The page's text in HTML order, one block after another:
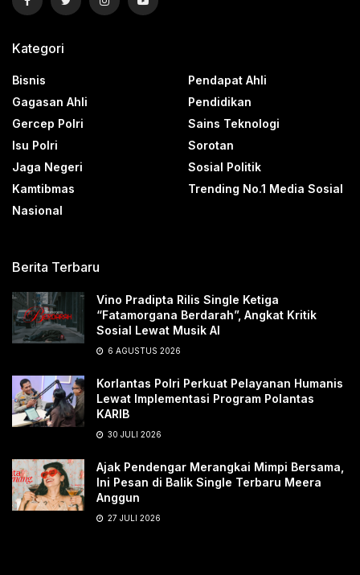
Kategori
Bisnis
Gagasan Ahli
Gercep Polri
Isu Polri
Jaga Negeri
Kamtibmas
Nasional
Pendapat Ahli
Pendidikan
Sains Teknologi
Sorotan
Sosial Politik
Trending No.1 Media Sosial
Berita Terbaru
Vino Pradipta Rilis Single Ketiga
“Fatamorgana Berdarah”, Angkat Kritik
Sosial Lewat Musik AI
6 AGUSTUS 2026
Korlantas Polri Perkuat Pelayanan Humanis
Lewat Implementasi Program Polantas
KARIB
30 JULI 2026
Ajak Pendengar Merangkai Mimpi Bersama,
Ini Pesan di Balik Single Terbaru Meera
Anggun
27 JULI 2026